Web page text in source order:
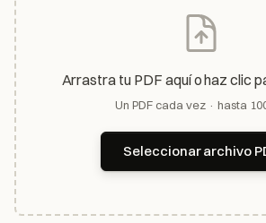
Arrastra tu PDF aquí o haz clic
Un PDF cada vez · hasta
Seleccionar archivo